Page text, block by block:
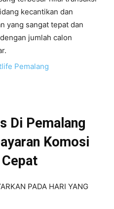
kecantikan dan
yang sangat tepat dan
jumlah calon
Di Pemalang
Komosi
PADA HARI YANG